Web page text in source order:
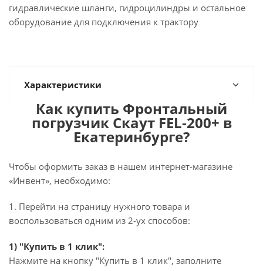
гидравлические шланги, гидроцилиндры и остальное
оборудование для подключения к трактору
Характеристики
Как купить Фронтальный
погрузчик Скаут FEL-200+ в
Екатеринбурге?
Чтобы оформить заказ в нашем интернет-магазине
«Инвент», необходимо:
1. Перейти на страницу нужного товара и
воспользоваться одним из 2-ух способов:
1) "Купить в 1 клик":
Нажмите на кнопку "Купить в 1 клик", заполните